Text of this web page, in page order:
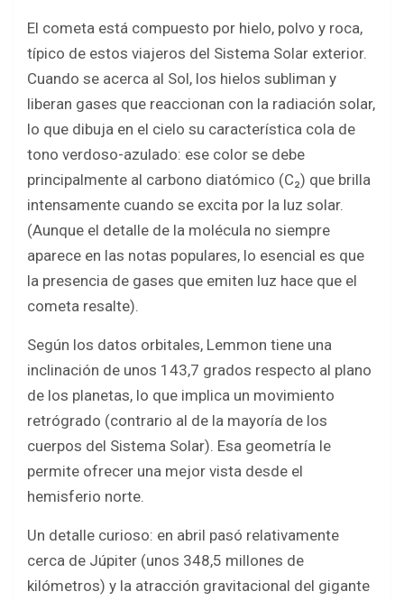
El cometa está compuesto por hielo, polvo y roca,
típico de estos viajeros del Sistema Solar exterior.
Cuando se acerca al Sol, los hielos subliman y
liberan gases que reaccionan con la radiación solar,
lo que dibuja en el cielo su característica cola de
tono verdoso-azulado: ese color se debe
principalmente al carbono diatómico (C₂) que brilla
intensamente cuando se excita por la luz solar.
(Aunque el detalle de la molécula no siempre
aparece en las notas populares, lo esencial es que
la presencia de gases que emiten luz hace que el
cometa resalte).
Según los datos orbitales, Lemmon tiene una
inclinación de unos 143,7 grados respecto al plano
de los planetas, lo que implica un movimiento
retrógrado (contrario al de la mayoría de los
cuerpos del Sistema Solar). Esa geometría le
permite ofrecer una mejor vista desde el
hemisferio norte.
Un detalle curioso: en abril pasó relativamente
cerca de Júpiter (unos 348,5 millones de
kilómetros) y la atracción gravitacional del gigante